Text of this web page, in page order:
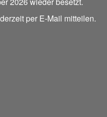
per E-Mail mitteilen.